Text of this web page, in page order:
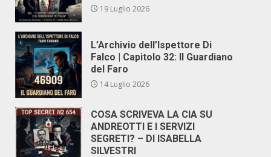
19 Luglio 2026
L’Archivio dell’Ispettore Di
Falco | Capitolo 32: Il Guardiano
del Faro
14 Luglio 2026
COSA SCRIVEVA LA CIA SU
ANDREOTTI E I SERVIZI
SEGRETI? – DI ISABELLA
SILVESTRI